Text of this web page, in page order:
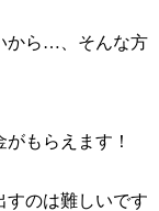
から…、そんな方
もらえます！
すのは難しいです